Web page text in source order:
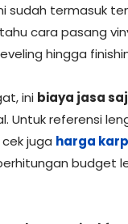
sudah termasuk
cara pasang
hingga
ini biaya jasa
Untuk referensi
juga harga
budget